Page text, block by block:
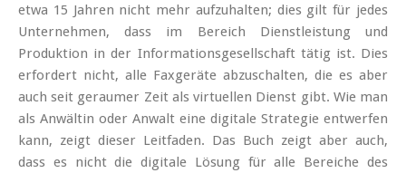
etwa 15 Jahren nicht mehr aufzuhalten; dies gilt für jedes
Unternehmen, dass im Bereich Dienstleistung und
Produktion in der Informationsgesellschaft tätig ist. Dies
erfordert nicht, alle Faxgeräte abzuschalten, die es aber
auch seit geraumer Zeit als virtuellen Dienst gibt. Wie man
als Anwältin oder Anwalt eine digitale Strategie entwerfen
kann, zeigt dieser Leitfaden. Das Buch zeigt aber auch,
dass es nicht die digitale Lösung für alle Bereiche des